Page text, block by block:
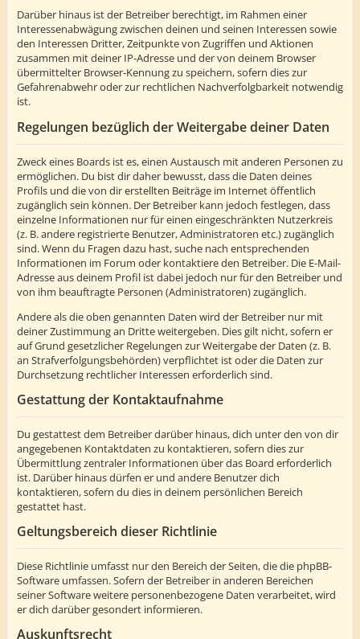
Darüber hinaus ist der Betreiber berechtigt, im Rahmen einer
Interessenabwägung zwischen deinen und seinen Interessen sowie
den Interessen Dritter, Zeitpunkte von Zugriffen und Aktionen
zusammen mit deiner IP-Adresse und der von deinem Browser
übermittelter Browser-Kennung zu speichern, sofern dies zur
Gefahrenabwehr oder zur rechtlichen Nachverfolgbarkeit notwendig
ist.
Regelungen bezüglich der Weitergabe deiner Daten
Zweck eines Boards ist es, einen Austausch mit anderen Personen zu
ermöglichen. Du bist dir daher bewusst, dass die Daten deines
Profils und die von dir erstellten Beiträge im Internet öffentlich
zugänglich sein können. Der Betreiber kann jedoch festlegen, dass
einzelne Informationen nur für einen eingeschränkten Nutzerkreis
(z. B. andere registrierte Benutzer, Administratoren etc.) zugänglich
sind. Wenn du Fragen dazu hast, suche nach entsprechenden
Informationen im Forum oder kontaktiere den Betreiber. Die E-Mail-
Adresse aus deinem Profil ist dabei jedoch nur für den Betreiber und
von ihm beauftragte Personen (Administratoren) zugänglich.
Andere als die oben genannten Daten wird der Betreiber nur mit
deiner Zustimmung an Dritte weitergeben. Dies gilt nicht, sofern er
auf Grund gesetzlicher Regelungen zur Weitergabe der Daten (z. B.
an Strafverfolgungsbehörden) verpflichtet ist oder die Daten zur
Durchsetzung rechtlicher Interessen erforderlich sind.
Gestattung der Kontaktaufnahme
Du gestattest dem Betreiber darüber hinaus, dich unter den von dir
angegebenen Kontaktdaten zu kontaktieren, sofern dies zur
Übermittlung zentraler Informationen über das Board erforderlich
ist. Darüber hinaus dürfen er und andere Benutzer dich
kontaktieren, sofern du dies in deinem persönlichen Bereich
gestattet hast.
Geltungsbereich dieser Richtlinie
Diese Richtlinie umfasst nur den Bereich der Seiten, die die phpBB-
Software umfassen. Sofern der Betreiber in anderen Bereichen
seiner Software weitere personenbezogene Daten verarbeitet, wird
er dich darüber gesondert informieren.
Auskunftsrecht